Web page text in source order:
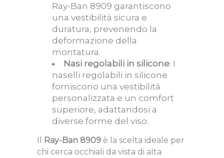
Ray-Ban 8909 garantiscono
una vestibilità sicura e
duratura, prevenendo la
deformazione della
montatura.
Nasi regolabili in silicone: I
naselli regolabili in silicone
forniscono una vestibilità
personalizzata e un comfort
superiore, adattandosi a
diverse forme del viso.
Il Ray-Ban 8909 è la scelta ideale per
chi cerca occhiali da vista di alta